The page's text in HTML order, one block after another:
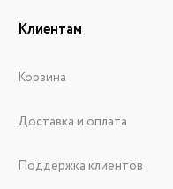
Клиентам
Корзина
Доставка и оплата
Поддержка клиентов